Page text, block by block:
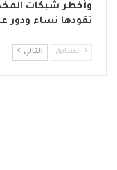
وأخطر شبكات
تقودها نساء ودور
السابق التالي